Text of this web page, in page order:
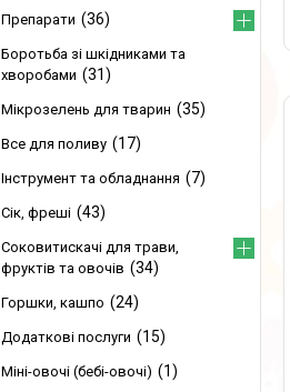
Препарати 36
Боротьба зі шкідниками та
хворобами
31
Мікрозелень для тварин 35
Все для поливу 17
Інструмент та обладнання 7
Сік, фреші 43
Соковитискачі для трави,
фруктів та овочів
34
Горшки, кашпо 24
Додаткові послуги 15
Міні-овочі (бебі-овочі) 1